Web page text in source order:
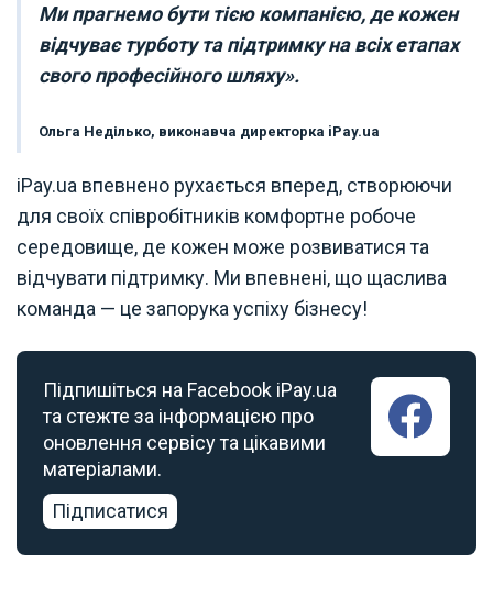
Ми прагнемо бути тією компанією, де кожен
відчуває турботу та підтримку на всіх етапах
свого професійного шляху».
Ольга Неділько, виконавча директорка iPay.ua
iPay.ua впевнено рухається вперед, створюючи
для своїх співробітників комфортне робоче
середовище, де кожен може розвиватися та
відчувати підтримку. Ми впевнені, що щаслива
команда — це запорука успіху бізнесу!
Підпишіться на Facebook iPay.ua
та стежте за інформацією про
оновлення сервісу та цікавими
матеріалами.
Підписатися